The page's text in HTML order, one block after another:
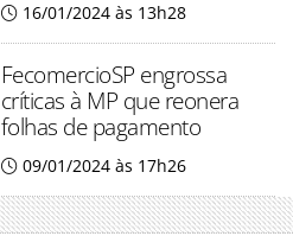
16/01/2024 às 13h28
FecomercioSP engrossa
críticas à MP que reonera
folhas de pagamento
09/01/2024 às 17h26